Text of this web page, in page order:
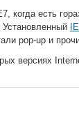
когда есть
Установленный
pop-up и
версиях